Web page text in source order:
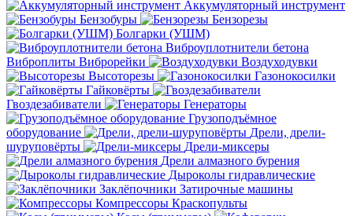
Аккумуляторный инструмент
Бензобуры
Бензорезы
Болгарки (УШМ)
Виброуплотнители бетона
Виброплиты Виброрейки
Воздуходувки
Высоторезы
Газонокосилки
Гайковёрты
Гвоздезабиватели
Генераторы
Грузоподъёмное
оборудование
Дрели, дрели-
шуруповёрты
Дрели-миксеры
Дрели алмазного бурения
Дыроколы гидравлические
Заклёпочники Затирочные машины
Компрессоры Краскопульты